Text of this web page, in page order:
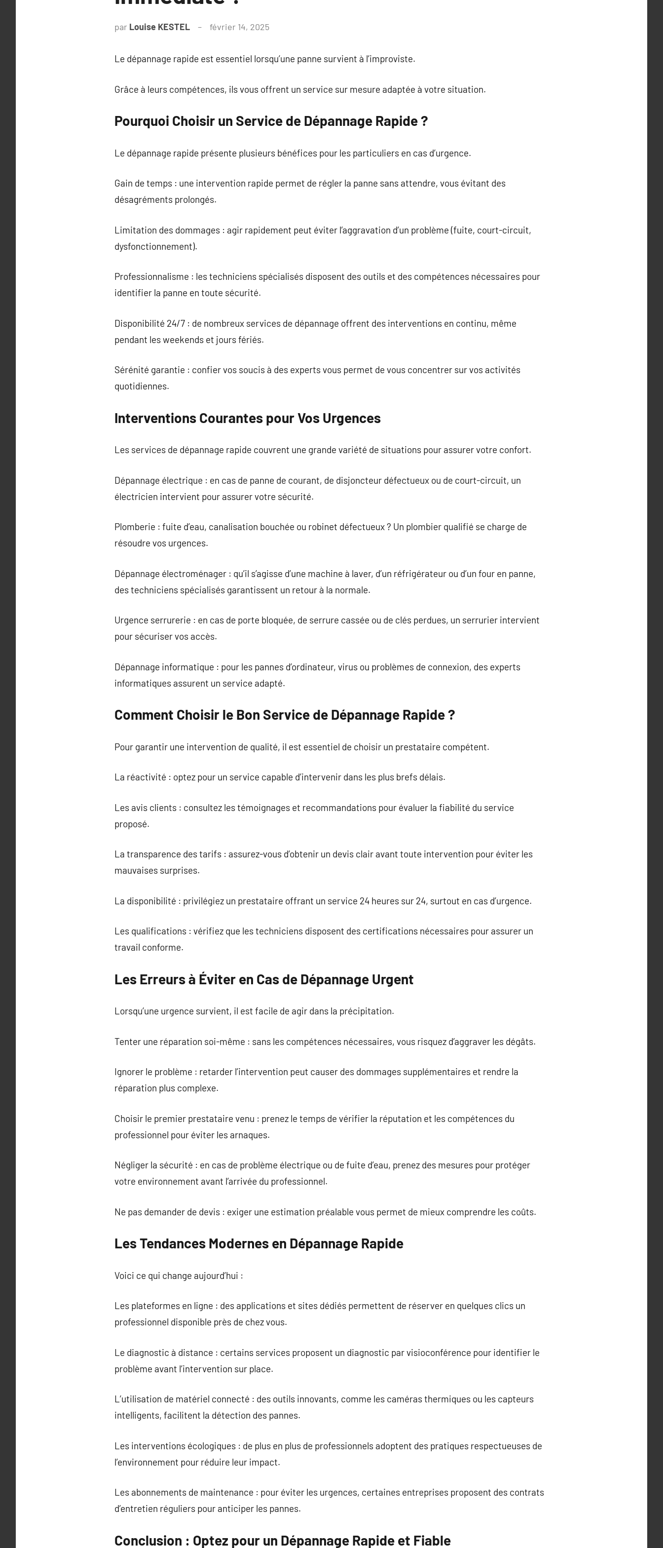
par Louise KESTEL février 14, 2025
Le dépannage rapide est essentiel lorsqu’une panne survient à l’improviste.
Grâce à leurs compétences, ils vous offrent un service sur mesure adaptée à votre situation.
Pourquoi Choisir un Service de Dépannage Rapide ?
Le dépannage rapide présente plusieurs bénéfices pour les particuliers en cas d’urgence.
Gain de temps : une intervention rapide permet de régler la panne sans attendre, vous évitant des
désagréments prolongés.
Limitation des dommages : agir rapidement peut éviter l’aggravation d’un problème (fuite, court-circuit,
dysfonctionnement).
Professionnalisme : les techniciens spécialisés disposent des outils et des compétences nécessaires pour
identifier la panne en toute sécurité.
Disponibilité 24/7 : de nombreux services de dépannage offrent des interventions en continu, même
pendant les weekends et jours fériés.
Sérénité garantie : confier vos soucis à des experts vous permet de vous concentrer sur vos activités
quotidiennes.
Interventions Courantes pour Vos Urgences
Les services de dépannage rapide couvrent une grande variété de situations pour assurer votre confort.
Dépannage électrique : en cas de panne de courant, de disjoncteur défectueux ou de court-circuit, un
électricien intervient pour assurer votre sécurité.
Plomberie : fuite d’eau, canalisation bouchée ou robinet défectueux ? Un plombier qualifié se charge de
résoudre vos urgences.
Dépannage électroménager : qu’il s’agisse d’une machine à laver, d’un réfrigérateur ou d’un four en panne,
des techniciens spécialisés garantissent un retour à la normale.
Urgence serrurerie : en cas de porte bloquée, de serrure cassée ou de clés perdues, un serrurier intervient
pour sécuriser vos accès.
Dépannage informatique : pour les pannes d’ordinateur, virus ou problèmes de connexion, des experts
informatiques assurent un service adapté.
Comment Choisir le Bon Service de Dépannage Rapide ?
Pour garantir une intervention de qualité, il est essentiel de choisir un prestataire compétent.
La réactivité : optez pour un service capable d’intervenir dans les plus brefs délais.
Les avis clients : consultez les témoignages et recommandations pour évaluer la fiabilité du service
proposé.
La transparence des tarifs : assurez-vous d’obtenir un devis clair avant toute intervention pour éviter les
mauvaises surprises.
La disponibilité : privilégiez un prestataire offrant un service 24 heures sur 24, surtout en cas d’urgence.
Les qualifications : vérifiez que les techniciens disposent des certifications nécessaires pour assurer un
travail conforme.
Les Erreurs à Éviter en Cas de Dépannage Urgent
Lorsqu’une urgence survient, il est facile de agir dans la précipitation.
Tenter une réparation soi-même : sans les compétences nécessaires, vous risquez d’aggraver les dégâts.
Ignorer le problème : retarder l’intervention peut causer des dommages supplémentaires et rendre la
réparation plus complexe.
Choisir le premier prestataire venu : prenez le temps de vérifier la réputation et les compétences du
professionnel pour éviter les arnaques.
Négliger la sécurité : en cas de problème électrique ou de fuite d’eau, prenez des mesures pour protéger
votre environnement avant l’arrivée du professionnel.
Ne pas demander de devis : exiger une estimation préalable vous permet de mieux comprendre les coûts.
Les Tendances Modernes en Dépannage Rapide
Voici ce qui change aujourd’hui :
Les plateformes en ligne : des applications et sites dédiés permettent de réserver en quelques clics un
professionnel disponible près de chez vous.
Le diagnostic à distance : certains services proposent un diagnostic par visioconférence pour identifier le
problème avant l’intervention sur place.
L’utilisation de matériel connecté : des outils innovants, comme les caméras thermiques ou les capteurs
intelligents, facilitent la détection des pannes.
Les interventions écologiques : de plus en plus de professionnels adoptent des pratiques respectueuses de
l’environnement pour réduire leur impact.
Les abonnements de maintenance : pour éviter les urgences, certaines entreprises proposent des contrats
d’entretien réguliers pour anticiper les pannes.
Conclusion : Optez pour un Dépannage Rapide et Fiable